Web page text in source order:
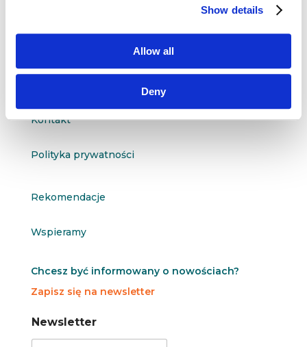
Show details
Allow all
Deny
questus@questus.pl
Kontakt
Polityka prywatności
Rekomendacje
Wspieramy
Chcesz być informowany o nowościach?
Zapisz się na newsletter
N
N
Newsletter